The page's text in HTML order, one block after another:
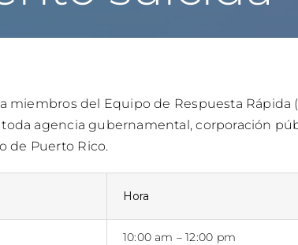
del Equipo de Respuesta Rápida
agencia gubernamental, corporación
de Puerto Rico.
Hora
10:00 am – 12:00 pm